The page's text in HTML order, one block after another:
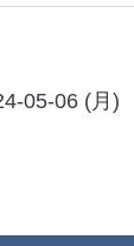
05-06 (月)